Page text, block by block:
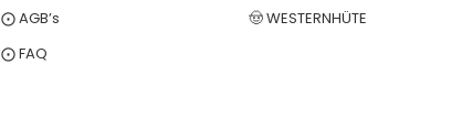
⨀ AGB’s
⨀ FAQ
🤠 WESTERNHÜTE